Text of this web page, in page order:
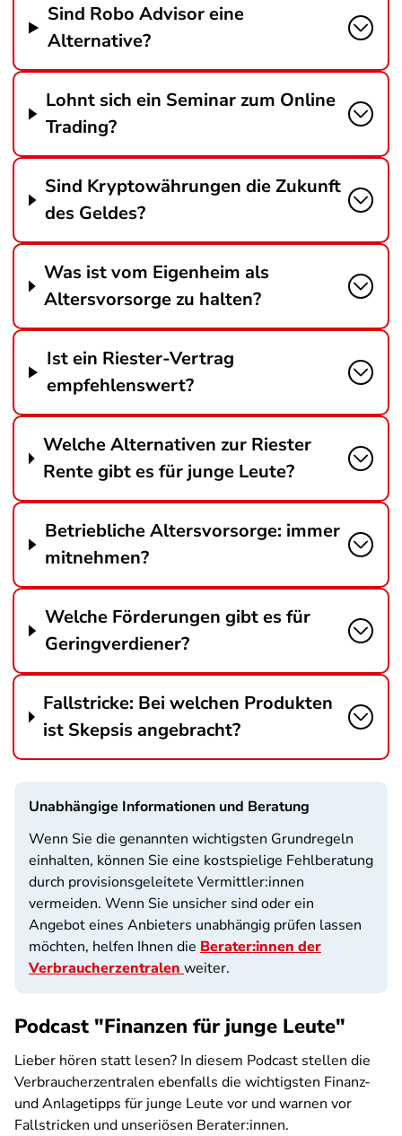
Sind Robo Advisor eine
Alternative?
Lohnt sich ein Seminar zum Online
Trading?
Sind Kryptowährungen die Zukunft
des Geldes?
Was ist vom Eigenheim als
Altersvorsorge zu halten?
Ist ein Riester-Vertrag
empfehlenswert?
Welche Alternativen zur Riester
Rente gibt es für junge Leute?
Betriebliche Altersvorsorge: immer
mitnehmen?
Welche Förderungen gibt es für
Geringverdiener?
Fallstricke: Bei welchen Produkten
ist Skepsis angebracht?
Unabhängige Informationen und Beratung
Wenn Sie die genannten wichtigsten Grundregeln
einhalten, können Sie eine kostspielige Fehlberatung
durch provisionsgeleitete Vermittler:innen
vermeiden. Wenn Sie unsicher sind oder ein
Angebot eines Anbieters unabhängig prüfen lassen
möchten, helfen Ihnen die Berater:innen der
Verbraucherzentralen weiter.
Podcast "Finanzen für junge Leute"
Lieber hören statt lesen? In diesem Podcast stellen die
Verbraucherzentralen ebenfalls die wichtigsten Finanz-
und Anlagetipps für junge Leute vor und warnen vor
Fallstricken und unseriösen Berater:innen.